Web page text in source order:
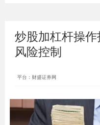
炒股加杠杆操
风险控制
平台：财盛证券网